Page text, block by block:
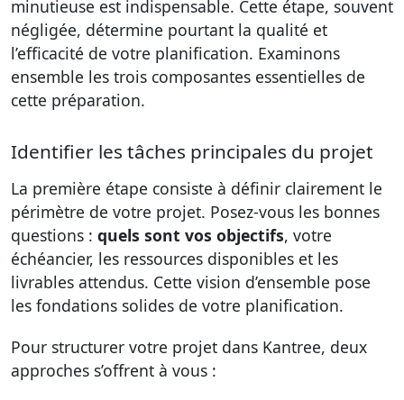
minutieuse est indispensable. Cette étape, souvent
négligée, détermine pourtant la qualité et
l’efficacité de votre planification. Examinons
ensemble les trois composantes essentielles de
cette préparation.
Identifier les tâches principales du projet
La première étape consiste à définir clairement le
périmètre de votre projet. Posez-vous les bonnes
questions : quels sont vos objectifs, votre
échéancier, les ressources disponibles et les
livrables attendus. Cette vision d’ensemble pose
les fondations solides de votre planification.
Pour structurer votre projet dans Kantree, deux
approches s’offrent à vous :